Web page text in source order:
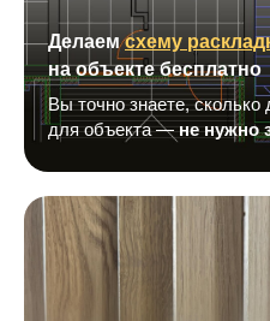
Делаемсхему
на объекте бесплатно
Вы точно знаете, сколько
для объекта —не нужно